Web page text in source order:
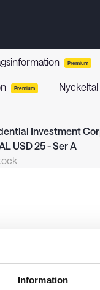
Information
Premium
Premium Nyckeltal
Investment
USD 25 - Ser A